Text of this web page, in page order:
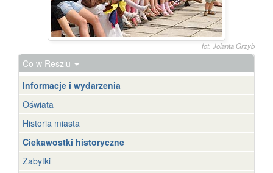
fot. Jolanta Grzyb
Co w Reszlu
Informacje i wydarzenia
Oświata
Historia miasta
Ciekawostki historyczne
Zabytki